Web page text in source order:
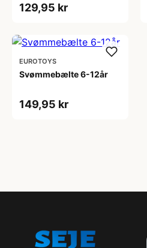
129,95 kr
EUROTOYS
Svømmebælte 6-12år
149,95 kr